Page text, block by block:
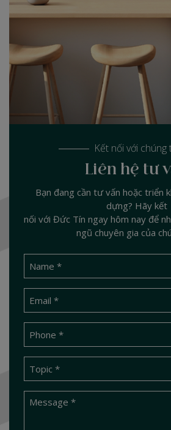
Kết nối với chúng
Liên hệ tư
Bạn đang cần tư vấn hoặc triển
dựng? Hãy kết
nối với Đức Tín ngay hôm nay để
ngũ chuyên gia của